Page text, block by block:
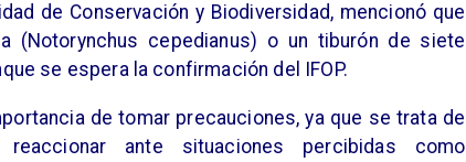
de Conservación y Biodiversidad, mencionó que
(Notorynchus cepedianus) o un tiburón de siete
se espera la confirmación del IFOP.
de tomar precauciones, ya que se trata de
ante situaciones percibidas como